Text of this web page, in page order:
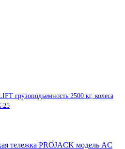
грузоподъемность 2500 кг, колеса
25